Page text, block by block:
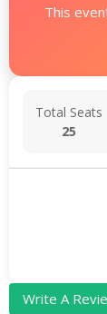
This
Total Seats
25
Write A